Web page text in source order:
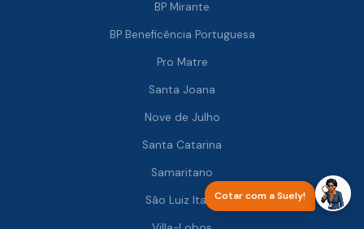
BP Mirante
BP Beneficência Portuguesa
Pro Matre
Santa Joana
Nove de Julho
Santa Catarina
Samaritano
São Luiz ItaimCotar com a Suely!